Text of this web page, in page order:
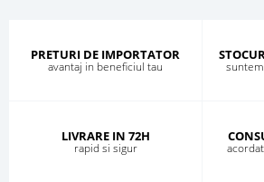
PRETURI DE IMPORTATOR
avantaj in beneficiul tau
LIVRARE IN 72H
rapid si sigur